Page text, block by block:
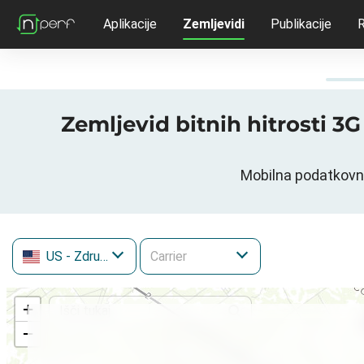
Aplikacije Zemljevidi Publikacije
Zemljevid bitnih hitrosti 3G
Mobilna
US - Združene države Amerike
+
−